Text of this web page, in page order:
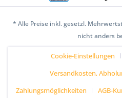
* Alle Preise inkl. gesetzl.
nicht anders
Cookie-Einstellungen
Versandkosten,
Zahlungsmöglichkeiten
AGB-